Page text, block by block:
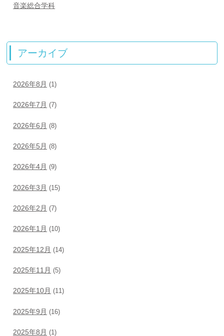
音楽総合学科
アーカイブ
2026年8月 (1)
2026年7月 (7)
2026年6月 (8)
2026年5月 (8)
2026年4月 (9)
2026年3月 (15)
2026年2月 (7)
2026年1月 (10)
2025年12月 (14)
2025年11月 (5)
2025年10月 (11)
2025年9月 (16)
2025年8月 (1)